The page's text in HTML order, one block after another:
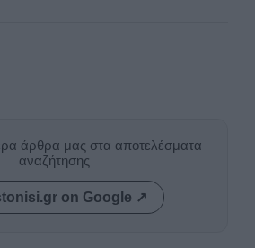
άρθρα μας στα αποτελέσματα
αναζήτησης
on Google ↗